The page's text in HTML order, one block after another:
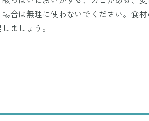
合は無理に使わないでください。食
ましょう。